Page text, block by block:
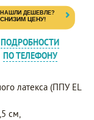
ПОДРОБНОСТИ
ПО ТЕЛЕФОНУ
латекса (ППУ EL
см,